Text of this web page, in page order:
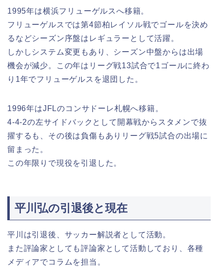
1995年は横浜フリューゲルスへ移籍。
フリューゲルスでは第4節柏レイソル戦でゴールを決め
るなどシーズン序盤はレギュラーとして活躍。
しかしシステム変更もあり、シーズン中盤からは出場
機会が減少。この年はリーグ戦13試合で1ゴールに終わ
り1年でフリューゲルスを退団した。
1996年はJFLのコンサドーレ札幌へ移籍。
4-4-2の左サイドバックとして開幕戦からスタメンで抜
擢するも、その後は負傷もありリーグ戦5試合の出場に
留まった。
この年限りで現役を引退した。
平川弘の引退後と現在
平川は引退後、サッカー解説者として活動。
また評論家としても評論家として活動しており、各種
メディアでコラムを担当。